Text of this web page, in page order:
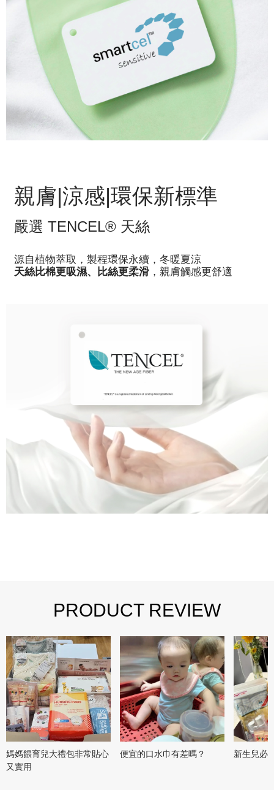
親膚|涼感|環保新標準
嚴選 TENCEL® 天絲
源自植物萃取，製程環保永續，冬暖夏涼
天絲比棉更吸濕、比絲更柔滑，親膚觸感更舒適
PRODUCT REVIEW
媽媽餵育兒大禮包非常貼心
又實用
便宜的口水巾有差嗎？ 新生兒必